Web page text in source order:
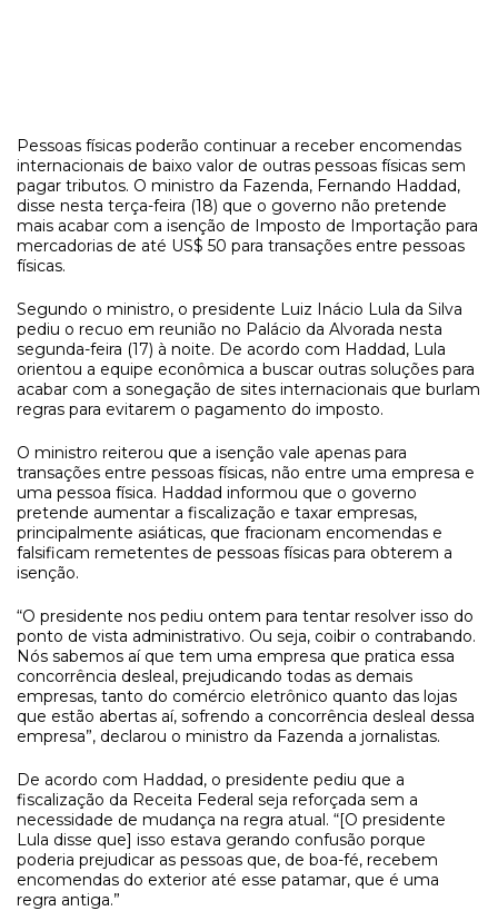
Pessoas físicas poderão continuar a receber encomendas
internacionais de baixo valor de outras pessoas físicas sem
pagar tributos. O ministro da Fazenda, Fernando Haddad,
disse nesta terça-feira (18) que o governo não pretende
mais acabar com a isenção de Imposto de Importação para
mercadorias de até US$ 50 para transações entre pessoas
físicas.
Segundo o ministro, o presidente Luiz Inácio Lula da Silva
pediu o recuo em reunião no Palácio da Alvorada nesta
segunda-feira (17) à noite. De acordo com Haddad, Lula
orientou a equipe econômica a buscar outras soluções para
acabar com a sonegação de sites internacionais que burlam
regras para evitarem o pagamento do imposto.
O ministro reiterou que a isenção vale apenas para
transações entre pessoas físicas, não entre uma empresa e
uma pessoa física. Haddad informou que o governo
pretende aumentar a fiscalização e taxar empresas,
principalmente asiáticas, que fracionam encomendas e
falsificam remetentes de pessoas físicas para obterem a
isenção.
“O presidente nos pediu ontem para tentar resolver isso do
ponto de vista administrativo. Ou seja, coibir o contrabando.
Nós sabemos aí que tem uma empresa que pratica essa
concorrência desleal, prejudicando todas as demais
empresas, tanto do comércio eletrônico quanto das lojas
que estão abertas aí, sofrendo a concorrência desleal dessa
empresa”, declarou o ministro da Fazenda a jornalistas.
De acordo com Haddad, o presidente pediu que a
fiscalização da Receita Federal seja reforçada sem a
necessidade de mudança na regra atual. “[O presidente
Lula disse que] isso estava gerando confusão porque
poderia prejudicar as pessoas que, de boa-fé, recebem
encomendas do exterior até esse patamar, que é uma
regra antiga.”